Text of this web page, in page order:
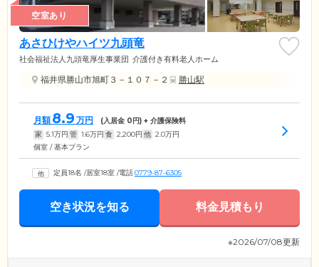
空室あり
あさひけやハイツ九頭竜
社会福祉法人九頭竜厚生事業団 介護付き有料老人ホーム
福井県勝山市旭町３－１０７－２ 勝山駅
月額 8.9 万円 (入居金 0円) + 介護保険料
家 5.1万円 管 1.6万円 食 2,200円 他 2.0万円
個室 / 基本プラン
定員18名 /居室18室 /電話0779-87-6305
空き状況を知る 料金見積もり
※2026/07/08更新